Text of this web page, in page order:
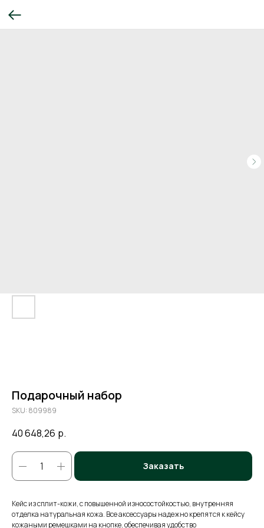
Подарочный набор
SKU: 809989
40 648,26 р.
Заказать
Кейс из сплит-кожи, с повышенной износостойкостью, внутренняя
отделка натуральная кожа. Все аксессуары надежно крепятся к кейсу
кожаными ремешками на кнопке, обеспечивая удобство